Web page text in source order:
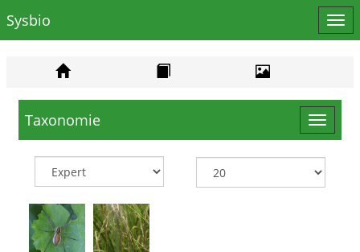
le
Sysbio
Toggle
Taxonomie